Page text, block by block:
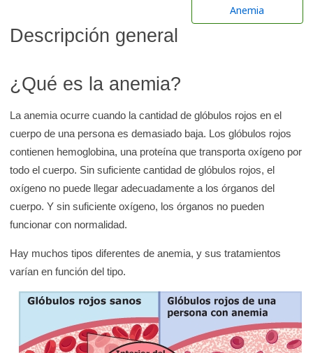
n
a
b
i
b
l
i
o
t
e
c
a
Anemia
Descripción general
¿Qué es la anemia?
La anemia ocurre cuando la cantidad de glóbulos rojos en el
cuerpo de una persona es demasiado baja. Los glóbulos rojos
contienen hemoglobina, una proteína que transporta oxígeno por
todo el cuerpo. Sin suficiente cantidad de glóbulos rojos, el
oxígeno no puede llegar adecuadamente a los órganos del
cuerpo. Y sin suficiente oxígeno, los órganos no pueden
funcionar con normalidad.
Hay muchos tipos diferentes de anemia, y sus tratamientos
varían en función del tipo.